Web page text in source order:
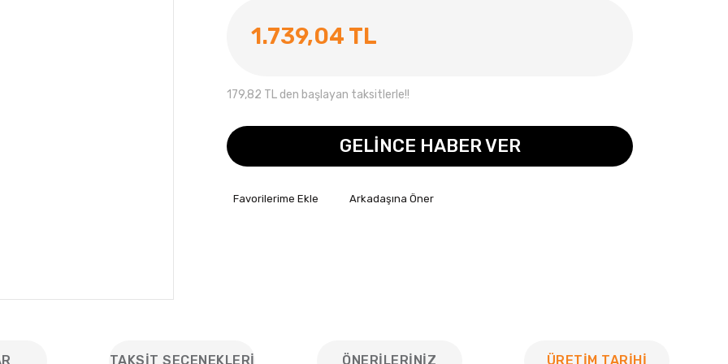
1.739,04 TL
179,82 TL den başlayan taksitlerle!!
GELİNCE HABER VER
Arkadaşına Öner
TAKSIT SEÇENEKLERI ÖNERILERINIZ ÜRETİM TARİHİ